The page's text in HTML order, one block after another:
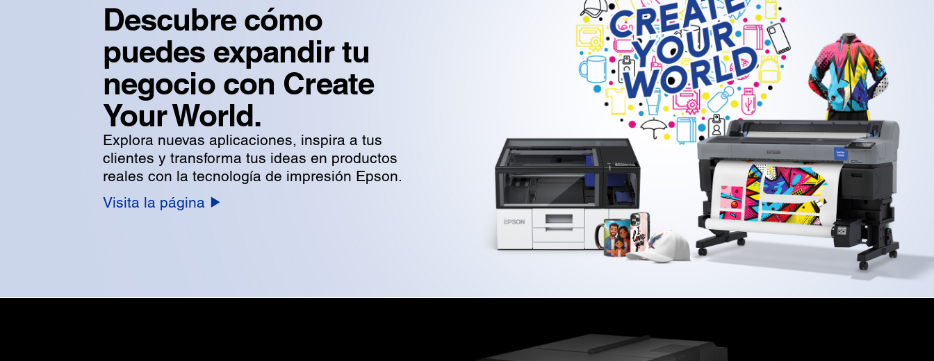
Descubre cómo
puedes expandir tu
negocio con Create
Your World.
Explora nuevas aplicaciones, inspira a tus
clientes y transforma tus ideas en productos
reales con la tecnología de impresión Epson.
Visita la página